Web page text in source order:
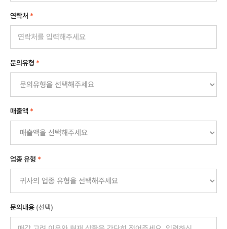
연락처 *
문의유형 *
매출액 *
업종 유형 *
문의내용 (선택)